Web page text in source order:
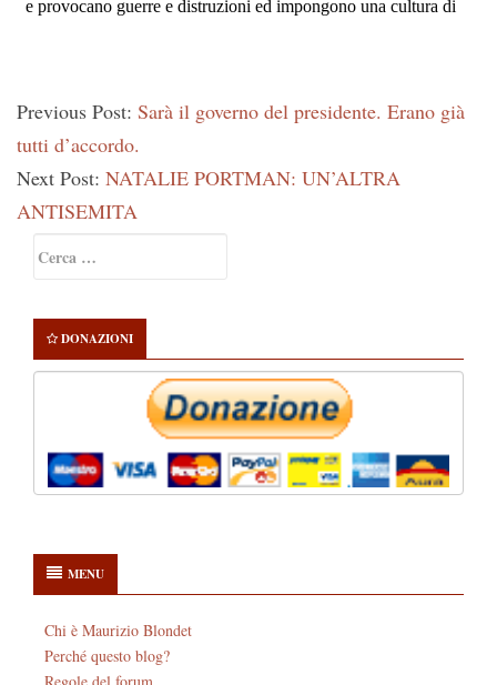
Previous Post: Sarà il governo del presidente. Erano già
tutti d’accordo.
Next Post: NATALIE PORTMAN: UN’ALTRA
ANTISEMITA
Sidebar
per:
DONAZIONI
MENU
Chi è Maurizio Blondet
Perché questo blog?